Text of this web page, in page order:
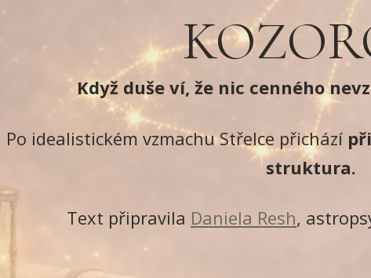
Když duše ví, že nic cenného
Po idealistickém vzmachu Střelce přichází
struktura.
Text připravila Daniela Resh,